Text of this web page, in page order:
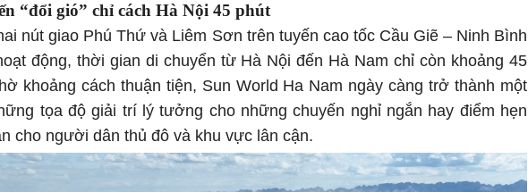
“đổi gió” chỉ cách Hà Nội 45 phút
nút giao Phú Thứ và Liêm Sơn trên tuyến cao tốc Cầu Giẽ – Ninh Bình
động, thời gian di chuyển từ Hà Nội đến Hà Nam chỉ còn khoảng 45
khoảng cách thuận tiện, Sun World Ha Nam ngày càng trở thành một
tọa độ giải trí lý tưởng cho những chuyến nghỉ ngắn hay điểm hẹn
cho người dân thủ đô và khu vực lân cận.